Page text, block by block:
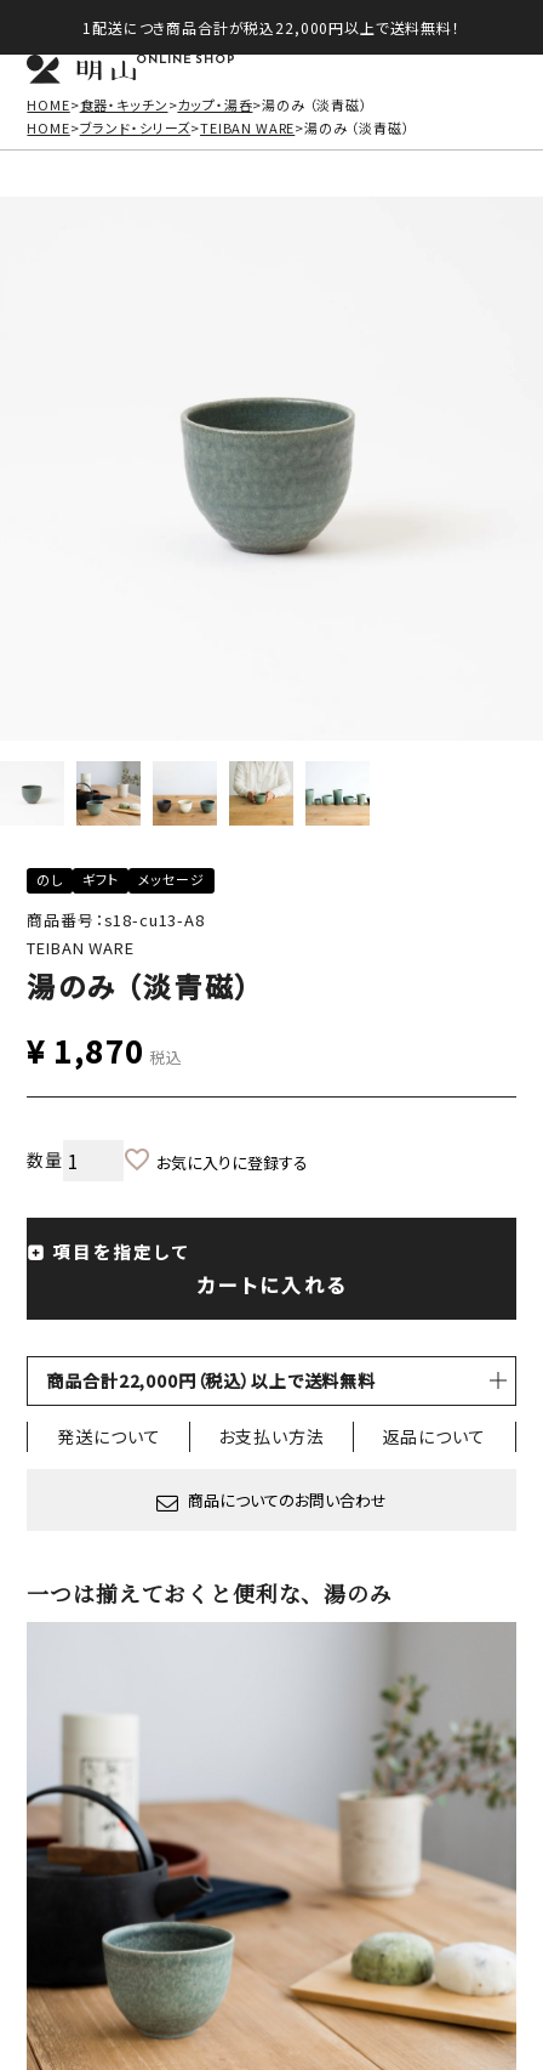
1配送につき商品合計が税込22,000円以上で送料無料！
ONLINE SHOP
HOME 食器・キッチン カップ・湯呑 湯のみ （淡青磁）
HOME ブランド・シリーズ TEIBAN WARE 湯のみ （淡青磁）
のし ギフト メッセージ
商品番号：s18-cu13-A8
TEIBAN WARE
湯のみ （淡青磁）
¥ 1,870 税込
お気に入りに登録する
項目を指定して
カートに入れる
商品合計22,000円（税込）以上で送料無料
発送について お支払い方法 返品について
商品についてのお問い合わせ
一つは揃えておくと便利な、湯のみ